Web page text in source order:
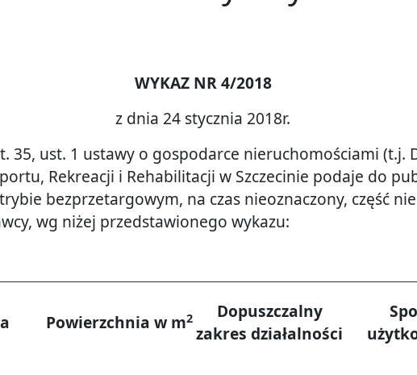
WYKAZ NR 4/2018
z dnia 24 stycznia 2018r.
35, ust. 1 ustawy o gospodarce nieruchomościami (t.j.
Rekreacji i Rehabilitacji w Szczecinie podaje do
bezprzetargowym, na czas nieoznaczony, część
wg niżej przedstawionego wykazu:
Powierzchnia w m2
Dopuszczalny
zakres działalności